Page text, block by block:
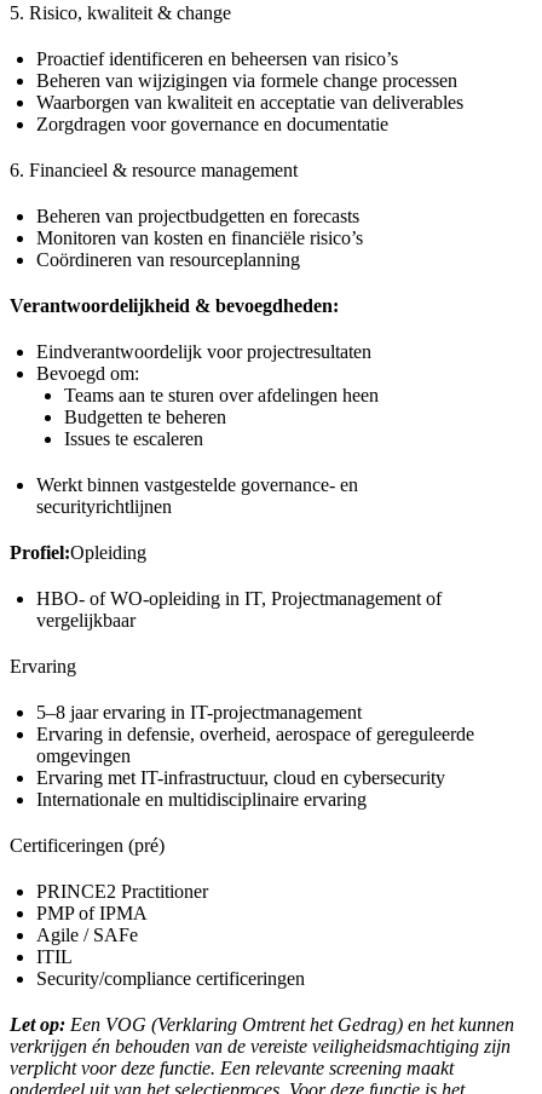
5. Risico, kwaliteit & change
Proactief identificeren en beheersen van risico’s
Beheren van wijzigingen via formele change processen
Waarborgen van kwaliteit en acceptatie van deliverables
Zorgdragen voor governance en documentatie
6. Financieel & resource management
Beheren van projectbudgetten en forecasts
Monitoren van kosten en financiële risico’s
Coördineren van resourceplanning
Verantwoordelijkheid & bevoegdheden:
Eindverantwoordelijk voor projectresultaten
Bevoegd om:
Teams aan te sturen over afdelingen heen
Budgetten te beheren
Issues te escaleren
Werkt binnen vastgestelde governance- en
securityrichtlijnen
Profiel:Opleiding
HBO- of WO-opleiding in IT, Projectmanagement of
vergelijkbaar
Ervaring
5–8 jaar ervaring in IT-projectmanagement
Ervaring in defensie, overheid, aerospace of gereguleerde
omgevingen
Ervaring met IT-infrastructuur, cloud en cybersecurity
Internationale en multidisciplinaire ervaring
Certificeringen (pré)
PRINCE2 Practitioner
PMP of IPMA
Agile / SAFe
ITIL
Security/compliance certificeringen
Let op: Een VOG (Verklaring Omtrent het Gedrag) en het kunnen
verkrijgen én behouden van de vereiste veiligheidsmachtiging zijn
verplicht voor deze functie. Een relevante screening maakt
onderdeel uit van het selectieproces. Voor deze functie is het